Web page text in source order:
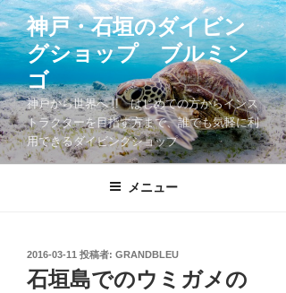
コ
ン
テ
ツ
へ
ス
キ
神戸・石垣のダイビン
グショップ ブルミン
ゴ
神戸から世界へ !! はじめての方からインス
トラクターを目指す方まで、誰でも気軽に利
用できるダイビングショップ
メニュー
投
稿
日:
2016-03-11 投稿者: GRANDBLEU
石垣島でのウミガメの